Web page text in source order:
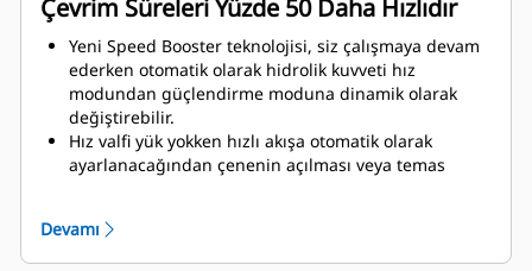
Çevrim Süreleri Yüzde 50 Daha Hızlıdır
Yeni Speed Booster teknolojisi, siz çalışmaya devam
ederken otomatik olarak hidrolik kuvveti hız
modundan güçlendirme moduna dinamik olarak
değiştirebilir.
Hız valfi yük yokken hızlı akışa otomatik olarak
ayarlanacağından çenenin açılması veya temas
ezme/kesme kuvveti uygulanır.
Devamı